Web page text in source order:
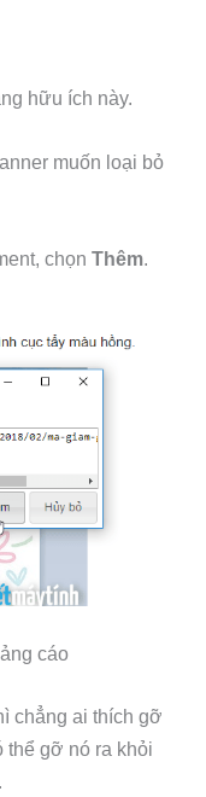
hữu ích này.
muốn loại bỏ
chọnThêm.
cáo
chẳng ai thích gỡ
thể gỡ nó ra khỏi